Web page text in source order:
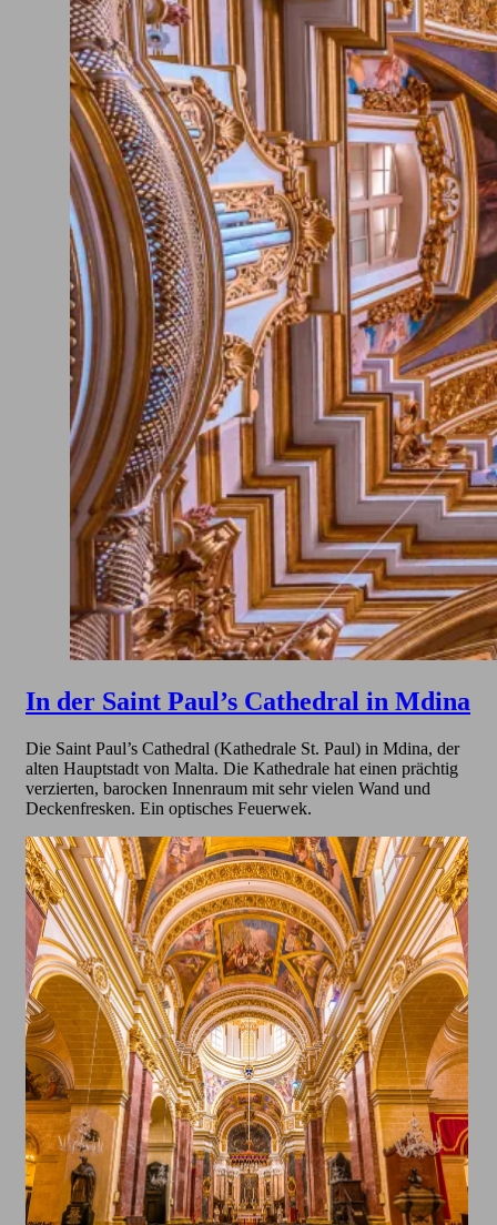
In der Saint Paul’s Cathedral in Mdina
Die Saint Paul’s Cathedral (Kathedrale St. Paul) in Mdina, der
alten Hauptstadt von Malta. Die Kathedrale hat einen prächtig
verzierten, barocken Innenraum mit sehr vielen Wand und
Deckenfresken. Ein optisches Feuerwek.